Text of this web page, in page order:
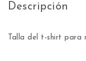
Descripción
Talla del t-shirt para